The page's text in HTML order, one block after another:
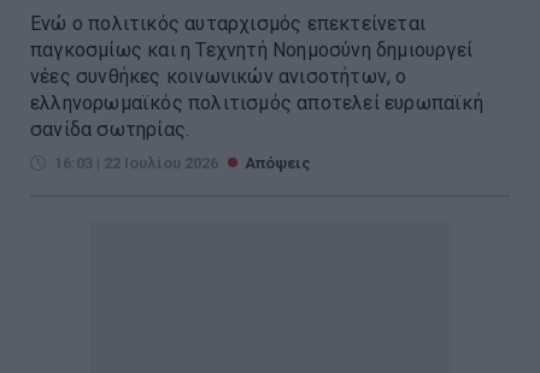
Ενώ ο πολιτικός αυταρχισμός επεκτείνεται
παγκοσμίως και η Τεχνητή Νοημοσύνη δημιουργεί
νέες συνθήκες κοινωνικών ανισοτήτων, ο
ελληνορωμαϊκός πολιτισμός αποτελεί ευρωπαϊκή
σανίδα σωτηρίας.
16:03 | 22 Ιουλίου 2026 Απόψεις